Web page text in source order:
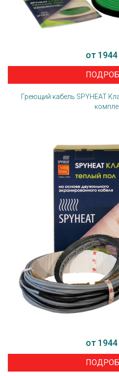
от
Греющий кабель SPYHEAT
от